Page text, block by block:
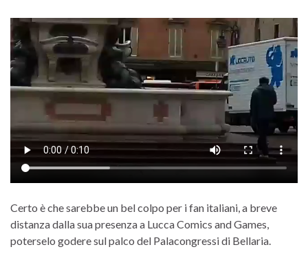
Certo è che sarebbe un bel colpo per i fan italiani, a breve
distanza dalla sua presenza a Lucca Comics and Games,
poterselo godere sul palco del Palacongressi di Bellaria.